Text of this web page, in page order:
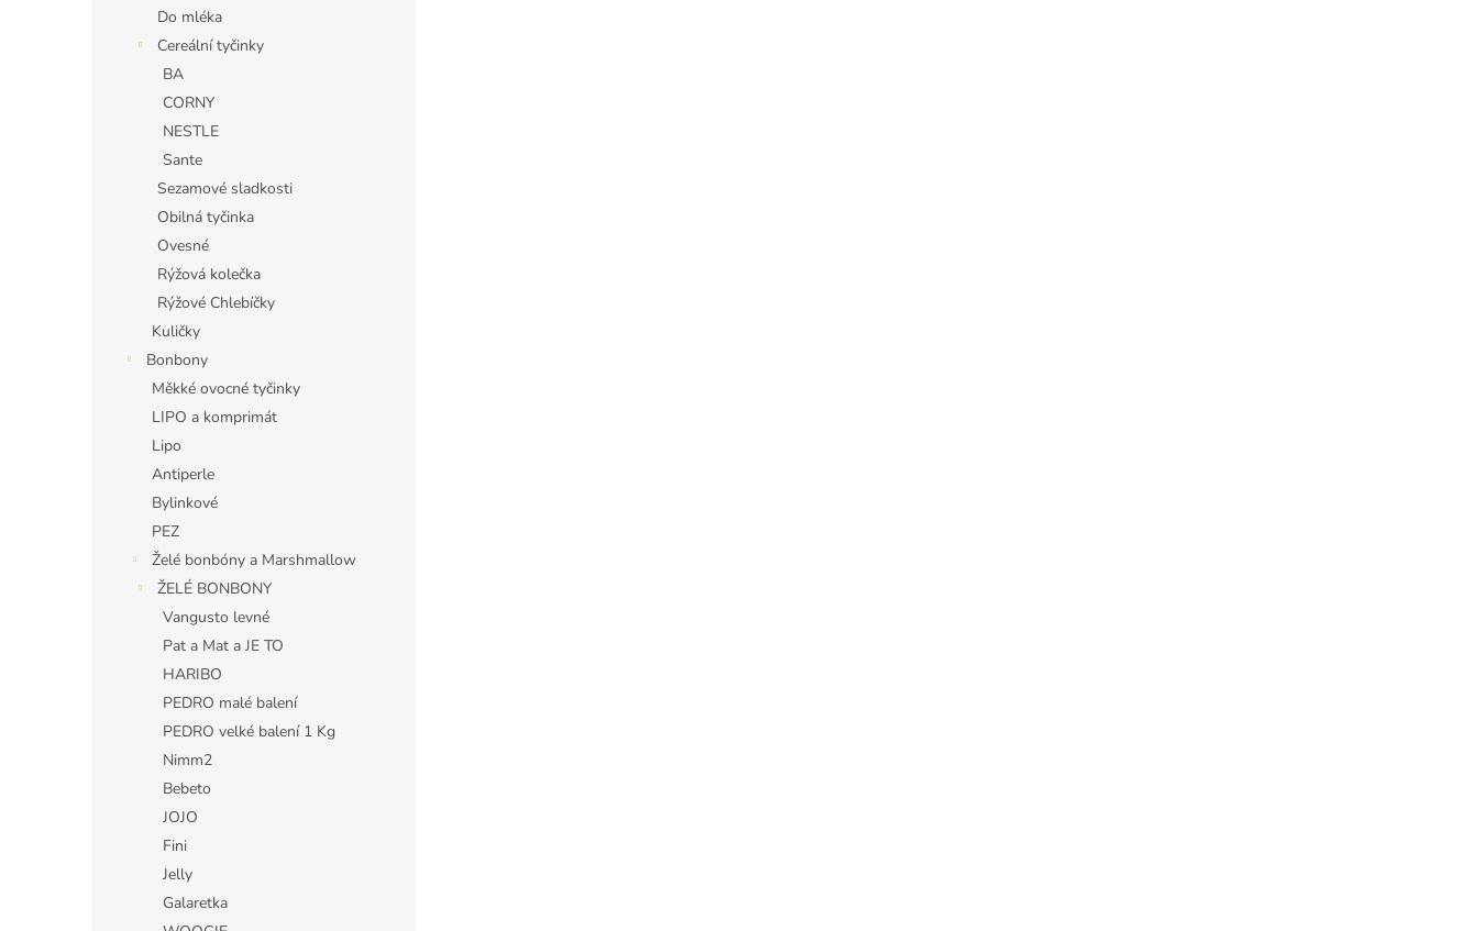
Do mléka
Cereální tyčinky
BA
CORNY
NESTLE
Sante
Sezamové sladkosti
Obilná tyčinka
Ovesné
Rýžová kolečka
Rýžové Chlebíčky
Kuličky
Bonbony
Měkké ovocné tyčinky
LIPO a komprimát
Lipo
Antiperle
Bylinkové
PEZ
Želé bonbóny a Marshmallow
ŽELÉ BONBONY
Vangusto levné
Pat a Mat a JE TO
HARIBO
PEDRO malé balení
PEDRO velké balení 1 Kg
Nimm2
Bebeto
JOJO
Fini
Jelly
Galaretka